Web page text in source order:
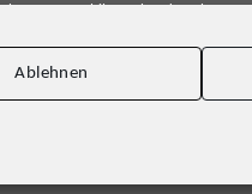
Ablehnen
Automobil Treuhand GmbH